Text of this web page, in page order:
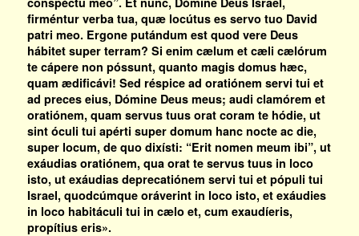
firméntur verba tua, quæ locútus es servo tuo David
patri meo. Ergone putándum est quod vere Deus
hábitet super terram? Si enim cælum et cæli cælórum
te cápere non póssunt, quanto magis domus hæc,
quam ædificávi! Sed réspice ad oratiónem servi tui et
ad preces eius, Dómine Deus meus; audi clamórem et
oratiónem, quam servus tuus orat coram te hódie, ut
sint óculi tui apérti super domum hanc nocte ac die,
super locum, de quo dixísti: “Erit nomen meum ibi”, ut
exáudias oratiónem, qua orat te servus tuus in loco
isto, ut exáudias deprecatiónem servi tui et pópuli tui
Israel, quodcúmque oráverint in loco isto, et exáudies
in loco habitáculi tui in cælo et, cum exaudíeris,
propítius eris».